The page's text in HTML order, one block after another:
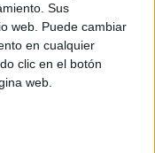
Sus
web. Puede cambiar
en cualquier
clic en el botón
web.